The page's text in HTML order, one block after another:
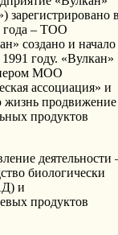
в
года – ТОО
создано и начало
году. «Вулкан»
МОО
ассоциация» и
жизнь продвижение
продуктов
деятельности
биологически
и
продуктов